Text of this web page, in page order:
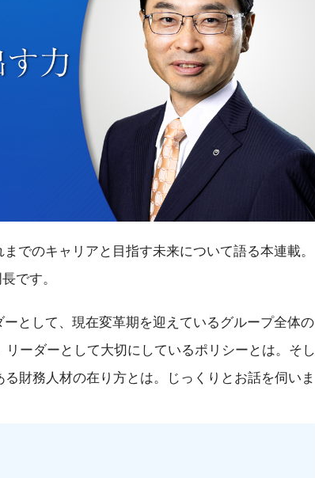
でのキャリアと目指す未来について語る本連載。
です。
として、現在変革期を迎えているグループ全体の
ーダーとして大切にしているポリシーとは。そし
財務人材の在り方とは。じっくりとお話を伺いま